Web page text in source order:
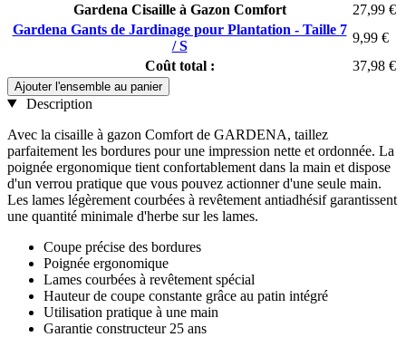
Gardena Cisaille à Gazon Comfort
27,99 €
Gardena Gants de Jardinage pour Plantation - Taille 7
/ S
9,99 €
Coût total :
37,98 €
Ajouter l'ensemble au panier
Description
Avec la cisaille à gazon Comfort de GARDENA, taillez
parfaitement les bordures pour une impression nette et ordonnée. La
poignée ergonomique tient confortablement dans la main et dispose
d'un verrou pratique que vous pouvez actionner d'une seule main.
Les lames légèrement courbées à revêtement antiadhésif garantissent
une quantité minimale d'herbe sur les lames.
Coupe précise des bordures
Poignée ergonomique
Lames courbées à revêtement spécial
Hauteur de coupe constante grâce au patin intégré
Utilisation pratique à une main
Garantie constructeur 25 ans